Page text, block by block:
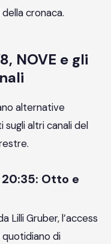
cronaca.
NOVE e gli
alternative
sugli altri canali del
20:35: Otto e
Lilli Gruber, l’access
di